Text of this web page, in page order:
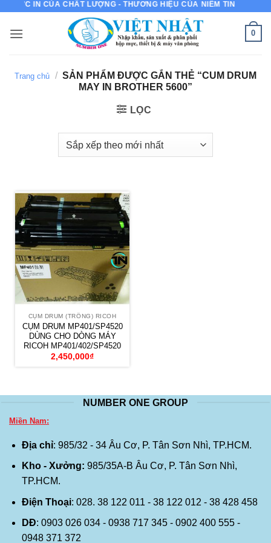
nội
MỰC IN CỦA CHẤT LƯỢNG - THƯƠNG HIỆU CỦA NIỀM TIN
0
Trang chủ / SẢN PHẨM ĐƯỢC GẮN THẺ “CUM DRUM
MAY IN BROTHER 5600”
LỌC
CỤM DRUM (TRỐNG) RICOH
CỤM DRUM MP401/SP4520
DÙNG CHO DÒNG MÁY
RICOH MP401/402/SP4520
2,450,000₫
NUMBER ONE GROUP
Miền Nam:
Địa chỉ: 985/32 - 34 Âu Cơ, P. Tân Sơn Nhì, TP.HCM.
Kho - Xưởng: 985/35A-B Âu Cơ, P. Tân Sơn Nhì,
TP.HCM.
Điện Thoại: 028. 38 122 011 - 38 122 012 - 38 428 458
DĐ: 0903 026 034 - 0938 717 345 - 0902 400 555 -
0948 371 372